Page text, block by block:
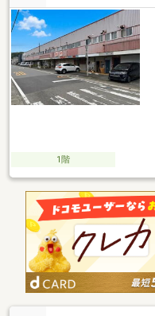
1階